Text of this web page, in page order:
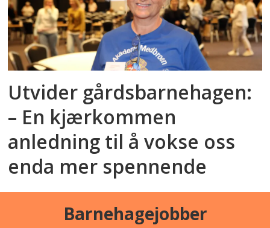
Utvider gårdsbarnehagen:
– En kjærkommen
anledning til å vokse oss
enda mer spennende
Barnehagejobber